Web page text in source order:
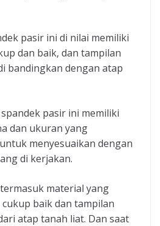
pasir ini di nilai memiliki
dan baik, dan tampilan
bandingkan dengan atap
pasir ini memiliki
dan ukuran yang
menyesuaikan dengan
di kerjakan.
material yang
baik dan tampilan
atap tanah liat. Dan saat